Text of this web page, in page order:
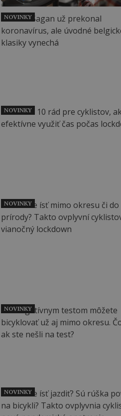
NOVINKY
NOVINKY
NOVINKY
NOVINKY
NOVINKY